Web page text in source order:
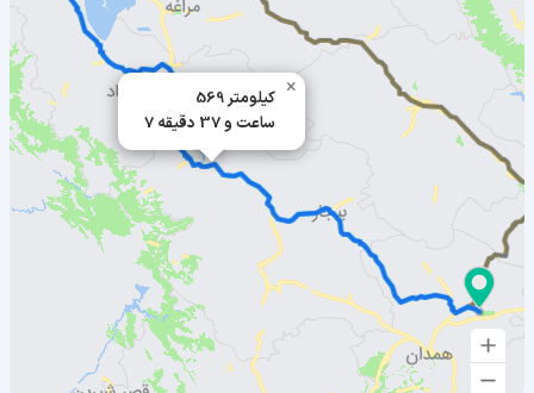
569 کیلومتر
7 ساعت و 37 دقیقه
×